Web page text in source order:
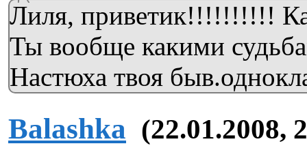
Лиля, приветик!!!!!!!!!!
Ты вообще какими
Настюха твоя
Balashka (22.01.2008,